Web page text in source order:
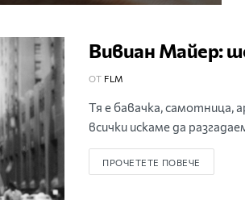
Вивиан Майер:
ОТ FLM
Тя е бавачка, самотница,
всички искаме да
ПРОЧЕТЕТЕ ПОВЕЧЕ